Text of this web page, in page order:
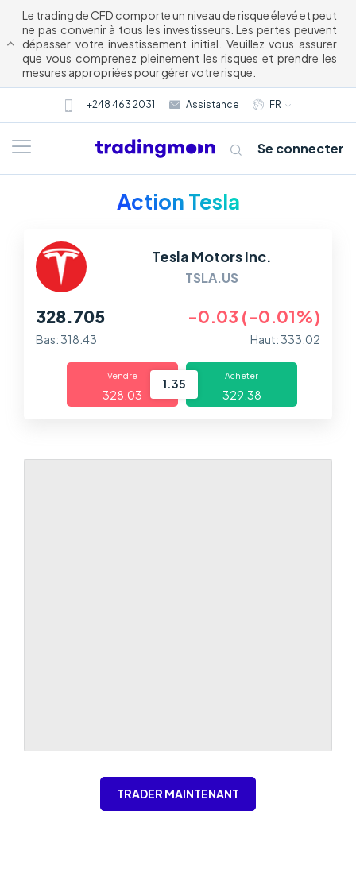
Le trading de CFD comporte un niveau de risque élevé et peut
ne pas convenir à tous les investisseurs. Les pertes peuvent
dépasser votre investissement initial. Veuillez vous assurer
que vous comprenez pleinement les risques et prendre les
mesures appropriées pour gérer votre risque.
+248 463 2031 Assistance FR
Marchés
Se connecter
Action Tesla
Tesla Motors Inc.
TSLA.US
328.705 -0.03 (-0.01%)
Bas: 318.43 Haut: 333.02
Vendre
328.03
1.35
Acheter
329.38
TRADER MAINTENANT